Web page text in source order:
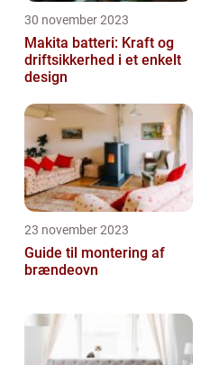
30 november 2023
Makita batteri: Kraft og
driftsikkerhed i et enkelt
design
23 november 2023
Guide til montering af
brændeovn